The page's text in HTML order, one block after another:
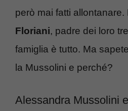
però mai fatti allontanare.
Floriani, padre dei loro
famiglia è tutto. Ma
la Mussolini e perché?
Alessandra Mussolini